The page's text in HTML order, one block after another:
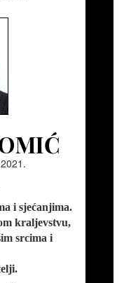
i sjećanjima.
kraljevstvu,
srcima i